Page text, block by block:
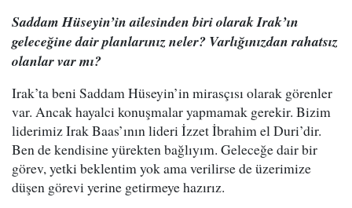
Saddam Hüseyin’in ailesinden biri olarak Irak’ın
geleceğine dair planlarınız neler? Varlığınızdan rahatsız
olanlar var mı?
Irak’ta beni Saddam Hüseyin’in mirasçısı olarak görenler
var. Ancak hayalci konuşmalar yapmamak gerekir. Bizim
liderimiz Irak Baas’ının lideri İzzet İbrahim el Duri’dir.
Ben de kendisine yürekten bağlıyım. Geleceğe dair bir
görev, yetki beklentim yok ama verilirse de üzerimize
düşen görevi yerine getirmeye hazırız.